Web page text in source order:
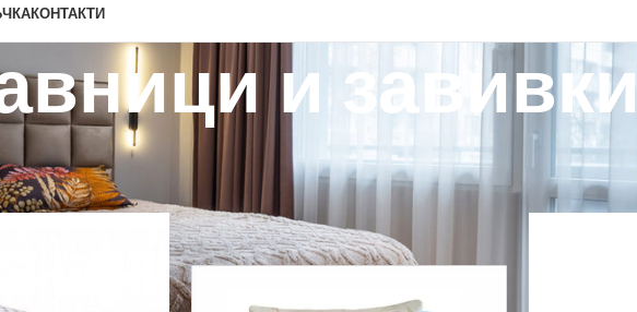
КОНТАКТИ
и завивки
и завивки Покажи 12